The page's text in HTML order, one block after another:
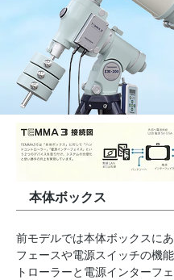
​本体ボックス
前モデルでは本体ボックスに
フェースや電源スイッチの機
トローラーと電源インターフ